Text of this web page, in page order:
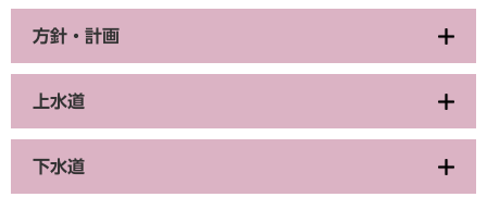
方針・計画
上水道
下水道